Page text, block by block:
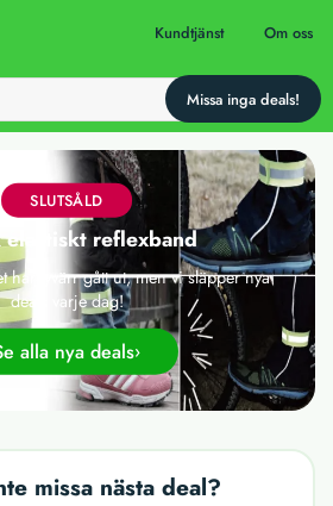
Kundtjänst Om oss
SLUTSÅLD
elastiskt reflexband
har tyvärr gått ut, men vi släpper nya
deals varje dag!
alla nya deals
missa nästa deal?